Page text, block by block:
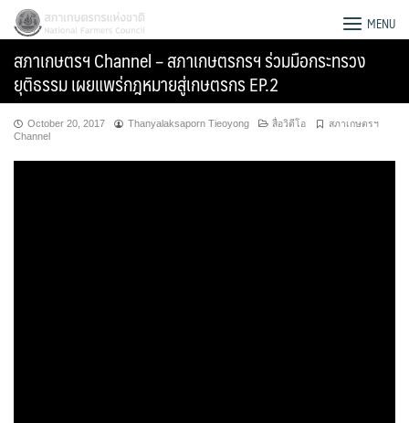
Skip
content
สภาเกษตรกรแห่งชาติ MENU
สภาเกษตรฯ Channel – สภาเกษตรกรฯ ร่วมมือกระทรวง
ยุติธรรม เผยแพร่กฎหมายสู่เกษตรกร EP.2
October 20, 2017 Thanyalaksaporn Tieoyong สื่อวิดีโอ
สภาเกษตรฯ
Channel